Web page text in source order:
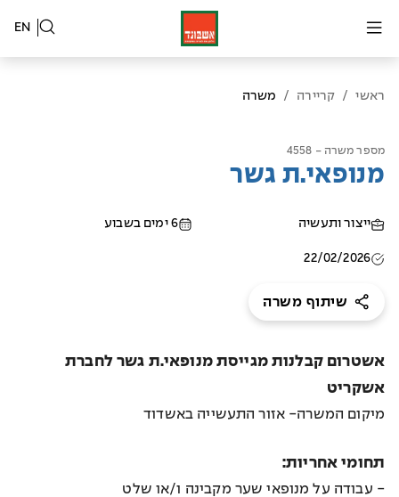
EN
ראשי / קריירה / משרה
מספר משרה - 4558
מנופאי.ת גשר
ייצור ותעשיה 6 ימים בשבוע
22/02/2026
שיתוף משרה
אשטרום קבלנות מגייסת מנופאי.ת גשר לחברת
אשקריט
מיקום המשרה- אזור התעשייה באשדוד
תחומי אחריות:
- עבודה על מנופאי שער מקבינה ו/או שלט